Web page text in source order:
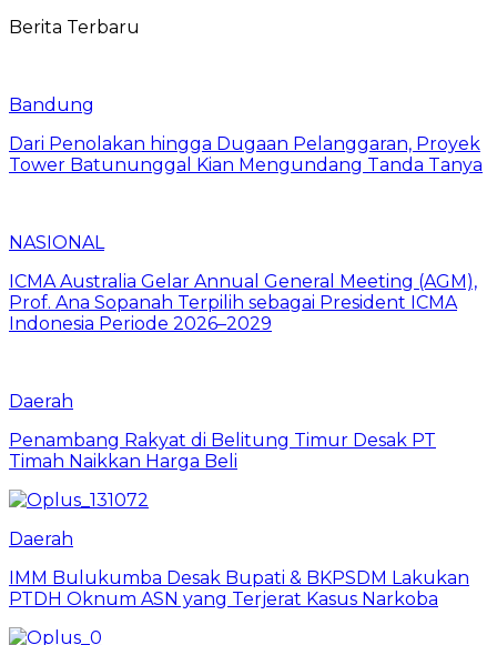
Berita Terbaru
Bandung
Dari Penolakan hingga Dugaan Pelanggaran, Proyek
Tower Batununggal Kian Mengundang Tanda Tanya
NASIONAL
ICMA Australia Gelar Annual General Meeting (AGM),
Prof. Ana Sopanah Terpilih sebagai President ICMA
Indonesia Periode 2026–2029
Daerah
Penambang Rakyat di Belitung Timur Desak PT
Timah Naikkan Harga Beli
Daerah
IMM Bulukumba Desak Bupati & BKPSDM Lakukan
PTDH Oknum ASN yang Terjerat Kasus Narkoba